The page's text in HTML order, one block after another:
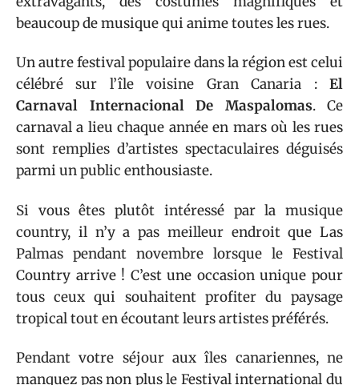
beaucoup de musique qui anime toutes les rues.
Un autre festival populaire dans la région est celui
célébré sur l’île voisine Gran Canaria : El
Carnaval Internacional De Maspalomas. Ce
carnaval a lieu chaque année en mars où les rues
sont remplies d’artistes spectaculaires déguisés
parmi un public enthousiaste.
Si vous êtes plutôt intéressé par la musique
country, il n’y a pas meilleur endroit que Las
Palmas pendant novembre lorsque le Festival
Country arrive ! C’est une occasion unique pour
tous ceux qui souhaitent profiter du paysage
tropical tout en écoutant leurs artistes préférés.
Pendant votre séjour aux îles canariennes, ne
manquez pas non plus le Festival international du